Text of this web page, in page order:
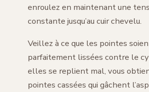
enroulez en maintenant une
constante jusqu’au cuir chevelu.
Veillez à ce que les pointes
parfaitement lissées contre le
elles se replient mal, vous
pointes cassées qui gâchent